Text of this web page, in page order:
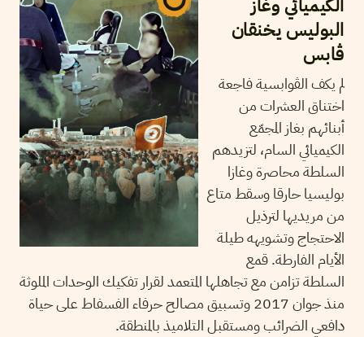
البوليس يخنقان
ڤابس
لم يكف الڤوابسية فاجعة
اختناق العشرات من
أبنائهم بغاز المجمّع
الكيميائي السام، لتزيدهم
السلطة محاصرة وغازا
بوليسيا حارقا وسقط متاع
من مريديها لترذيل
الاحتجاج وتشويهه طيلة
الأيام الفارطة. قمع
السلطة تزامن مع تجاهلها المتعمد لقرار تفكيك الوحدات الملوثة
منذ جوان 2017 وتسبيق مصالح حرفاء الفسفاط على حياة
دافعي الضرائب ومستقبل التلاميذ بالمنطقة.